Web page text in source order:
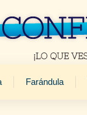
Farándula